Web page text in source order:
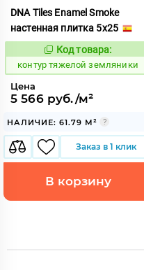
DNA Tiles Enamel Smoke
настенная плитка 5x25
763406
Код товара:
контур тяжелой земляники
Цена
5 566 руб./м²
НАЛИЧИЕ: 61.79 М²
Заказ в 1 клик
В корзину